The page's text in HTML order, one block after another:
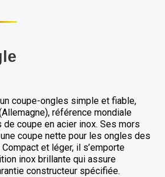
coupe-ongles simple et fiable,
référence mondiale
coupe en acier inox. Ses mors
coupe nette pour les ongles des
et léger, il s’emporte
inox brillante qui assure
constructeur spécifiée.